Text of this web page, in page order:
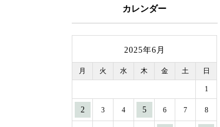
カレンダー
2025年6月
月 火 水 木 金 土 日
1
2 3 4 5 6 7 8